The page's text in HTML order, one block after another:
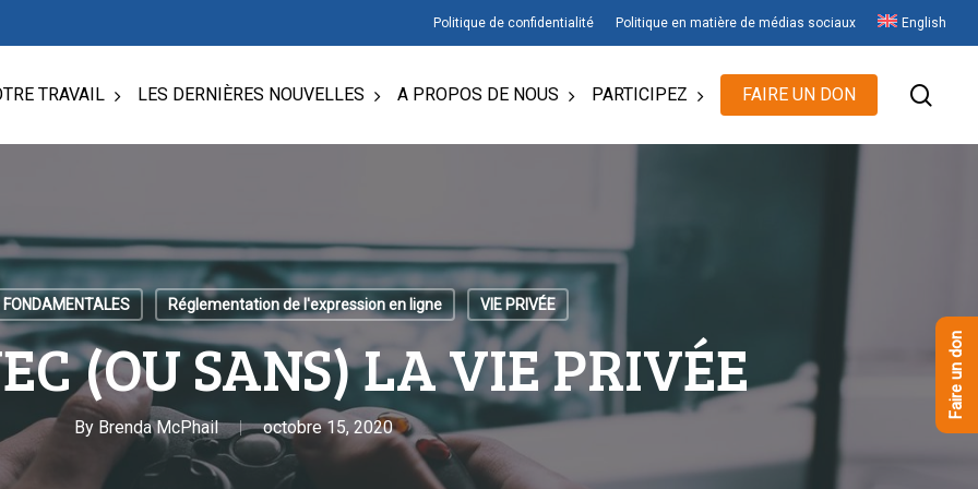
Politique de confidentialité Politique en matière de médias sociaux English
TRAVAIL LES DERNIÈRES NOUVELLES A PROPOS DE NOUS PARTICIPEZ FAIRE UN DON
FONDAMENTALES Réglementation de l'expression en ligne VIE PRIVÉE
(OU SANS) LA VIE PRIVÉE
By Brenda McPhail octobre 15, 2020
Faire un don